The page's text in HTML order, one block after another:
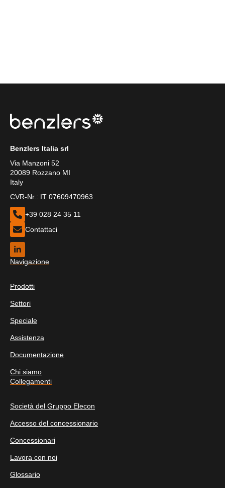
Benzlers Italia srl
Via Manzoni 52
20089 Rozzano MI
Italy
CVR-Nr.: IT 07609470963
+39 028 24 35 11
Contattaci
Navigazione
Prodotti
Settori
Speciale
Assistenza
Documentazione
Chi siamo
Collegamenti
Società del Gruppo Elecon
Accesso del concessionario
Concessionari
Lavora con noi
Glossario